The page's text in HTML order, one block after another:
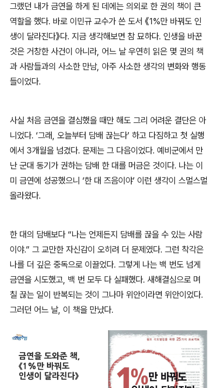
그랬던 내가 금연을 하게 된 데에는 의외로 한 권의 책이 큰
역할을 했다. 바로 이민규 교수가 쓴 도서 《1%만 바꿔도 인
생이 달라진다》다. 지금 생각해보면 참 묘하다. 인생을 바꾼
것은 거창한 사건이 아니라, 어느 날 우연히 읽은 몇 권의 책
과 사람들과의 사소한 만남, 아주 사소한 생각의 변화와 행동
들이었다.
사실 처음 금연을 결심했을 때만 해도 그리 어려운 결단은 아
니었다. ‘그래 오늘부터 담배 끊는다’ 하고 다짐하고 첫 실행
에서 3개월을 넘겼다. 문제는 그 다음이었다. 예비군에서 만
난 군대 동기가 권하는 담배 한 대를 머금은 것이다. 나는 이
미 금연에 성공했으니 ‘한 대 즈음이야’ 이런 생각이 스멀스멀
올라왔다.
한 대의 담배보다“나는 언제든지 담배를 끊을 수 있는 사람
이야.” 그 교만한 자신감이 오히려 더 문제였다. 그런 착각은
나를 더 깊은 중독으로 이끌었다. 그렇게 나는 백 번도 넘게
금연을 시도했고 백 번 모두 다 실패했다. 새해결심으로 며
칠 끊는 일이 반복되는 것이 그나마 위안이라면 위안이었다.
그러던 어느 날, 이 책을 만났다.